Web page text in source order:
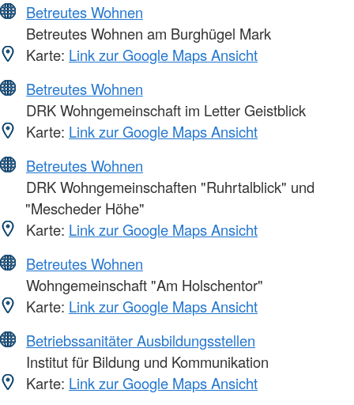
Betreutes Wohnen
Betreutes Wohnen am Burghügel Mark
Karte: Link zur Google Maps Ansicht
Betreutes Wohnen
DRK Wohngemeinschaft im Letter Geistblick
Karte: Link zur Google Maps Ansicht
Betreutes Wohnen
DRK Wohngemeinschaften "Ruhrtalblick" und
"Mescheder Höhe"
Karte: Link zur Google Maps Ansicht
Betreutes Wohnen
Wohngemeinschaft "Am Holschentor"
Karte: Link zur Google Maps Ansicht
Betriebssanitäter Ausbildungsstellen
Institut für Bildung und Kommunikation
Karte: Link zur Google Maps Ansicht